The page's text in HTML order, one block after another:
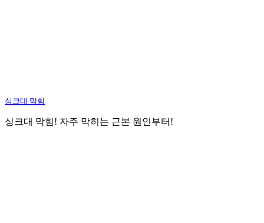
싱크대 막힘
싱크대 막힘! 자주 막히는 근본 원인부터!